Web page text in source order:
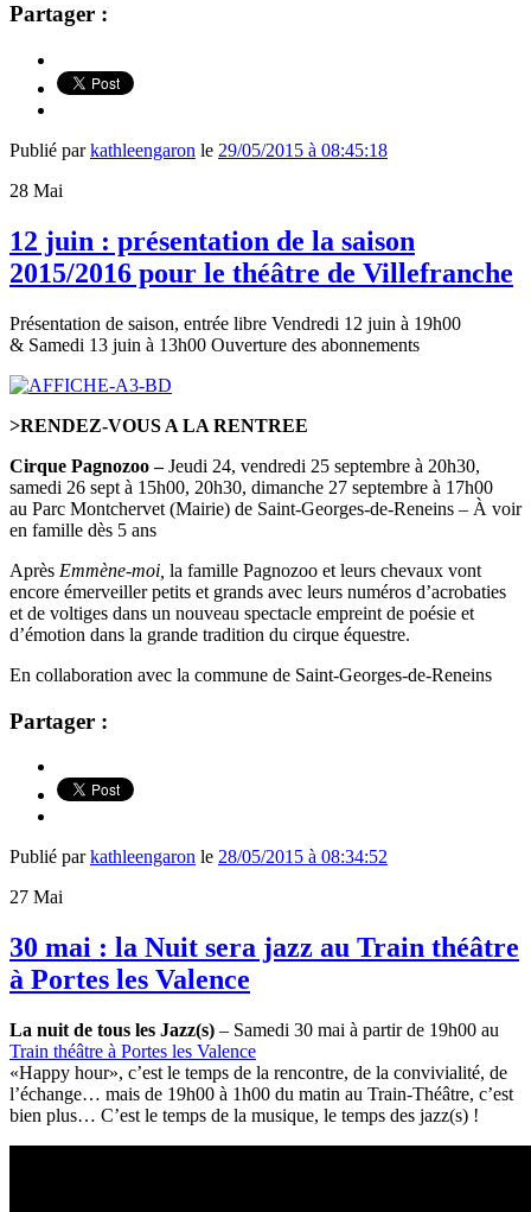
Partager :
Publié parkathleengaron le 29/05/2015 à 08:45:18
28 Mai
12 juin : présentation de la saison
2015/2016 pour le théâtre de Villefranche
Présentation de saison, entrée libre Vendredi 12 juin à 19h00
& Samedi 13 juin à 13h00 Ouverture des abonnements
˃RENDEZ-VOUS A LA RENTREE
Cirque Pagnozoo –Jeudi 24, vendredi 25 septembre à 20h30,
samedi 26 sept à 15h00, 20h30, dimanche 27 septembre à 17h00
au Parc Montchervet (Mairie) de Saint-Georges-de-Reneins – À voir
en famille dès 5 ans
Après Emmène-moi, la famille Pagnozoo et leurs chevaux vont
encore émerveiller petits et grands avec leurs numéros d’acrobaties
et de voltiges dans un nouveau spectacle empreint de poésie et
d’émotion dans la grande tradition du cirque équestre.
En collaboration avec la commune de Saint-Georges-de-Reneins
Partager :
Publié parkathleengaron le 28/05/2015 à 08:34:52
27 Mai
30 mai : la Nuit sera jazz au Train théâtre
à Portes les Valence
La nuit de tous les Jazz(s) – Samedi 30 mai à partir de 19h00 au
Train théâtre à Portes les Valence
«Happy hour», c’est le temps de la rencontre, de la convivialité, de
l’échange… mais de 19h00 à 1h00 du matin au Train-Théâtre, c’est
bien plus… C’est le temps de la musique, le temps des jazz(s) !